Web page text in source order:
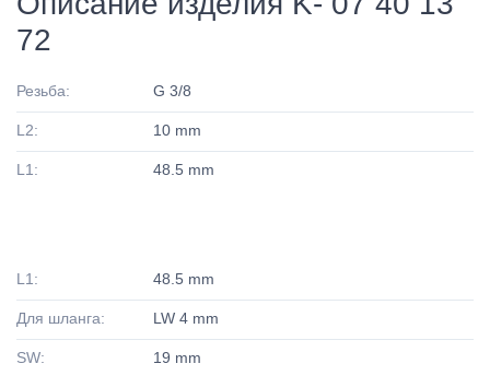
72
Резьба: G 3/8
L2: 10 mm
L1: 48.5 mm
L1: 48.5 mm
Для шланга: LW 4 mm
SW: 19 mm